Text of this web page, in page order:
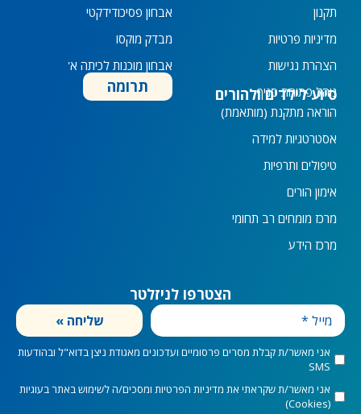
m
-
i
n
תקנון
מדיניות פרטיות
הצהרת נגישות
נוהל פתיחת סניף
אבחון פסיכודידקטי
מבדק מוקסו
אבחון מוכנות לכיתה א'
תרומה סיוע לילדים ולהורים
הוראה מתקנת (מותאמת)
אסטרטגיות למידה
טיפולים ותרפיות
אימון הורים
מרכז מומחים רב תחומי
מרכז הידע
הצטרפו לניזלטר
מייל
marketingConsent
אני מאשר/ת קבלת מסרים פרסומיים ועדכונים מאגודת ניצן בדוא"ל ובהודעות
SMS
privacyConsent
אני מאשר/ת שקראתי את מדיניות הפרטיותומסכים/ה לשימוש באתר בעוגיות
(Cookies)
שליחה »